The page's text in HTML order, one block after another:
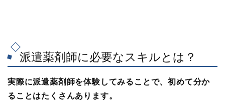
派遣薬剤師に必要なスキルとは？
実際に派遣薬剤師を体験してみることで、初めて分か
ることはたくさんあります。